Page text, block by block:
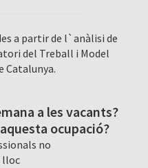
a partir de l`anàlisi de
del Treball i Model
Catalunya.
a les vacants?
ocupació?
no
lloc